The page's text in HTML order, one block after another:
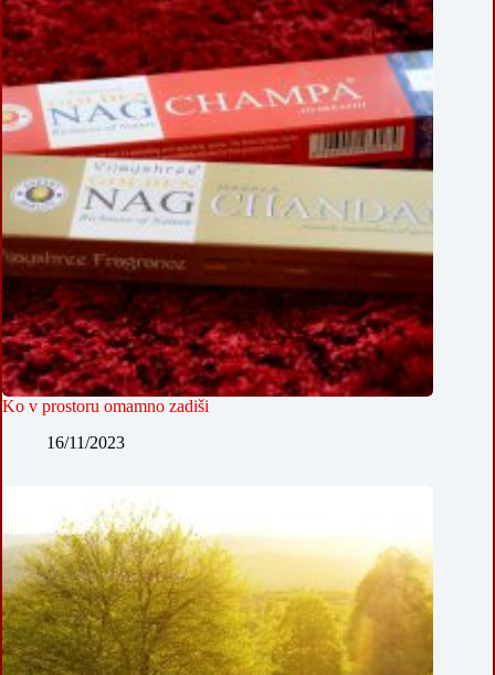
Ko v prostoru omamno zadiši
16/11/2023